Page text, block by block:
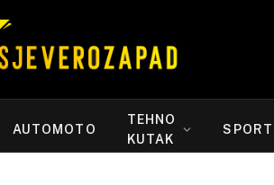
AUTOMOTO
TEHNO
KUTAK
SPORT